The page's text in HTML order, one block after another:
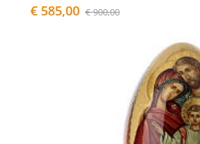
€ 585,00 € 900,00